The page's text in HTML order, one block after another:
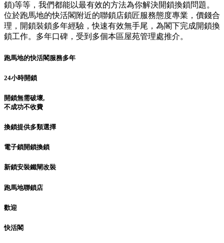
鎖)等等，我們都能以最有效的方法為你解決開鎖換鎖問題。
位於跑馬地的快活閣附近的聯鎖店鎖匠服務態度專業，價錢合
理，開鎖裝鎖多年經驗，快速有效無手尾，為閣下完成開鎖換
鎖工作。多年口碑，受到多個本區屋苑管理處推介。
跑馬地的快活閣服務多年
24小時開鎖
開鎖無需破壞,
不成功不收費
換鎖提供多類選擇
電子鎖開鎖換鎖
新鎖安裝鐵閘改裝
跑馬地聯鎖店
歡迎
快活閣